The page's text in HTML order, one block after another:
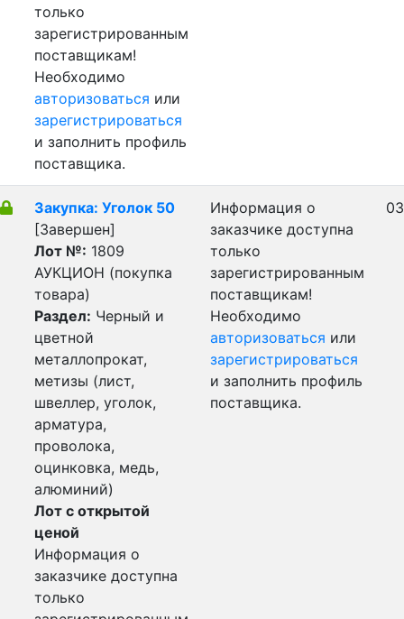
только
зарегистрированным
поставщикам!
Необходимо
авторизоваться или
зарегистрироваться
и заполнить профиль
поставщика.
Закупка: Уголок 50
[Завершен]
Лот №: 1809
АУКЦИОН (покупка
товара)
Раздел: Черный и
цветной
металлопрокат,
метизы (лист,
швеллер, уголок,
арматура,
проволока,
оцинковка, медь,
алюминий)
Лот с открытой
ценой
Информация о
заказчике доступна
только
Информация о
заказчике доступна
только
зарегистрированным
поставщикам!
Необходимо
авторизоваться или
зарегистрироваться
и заполнить профиль
поставщика.